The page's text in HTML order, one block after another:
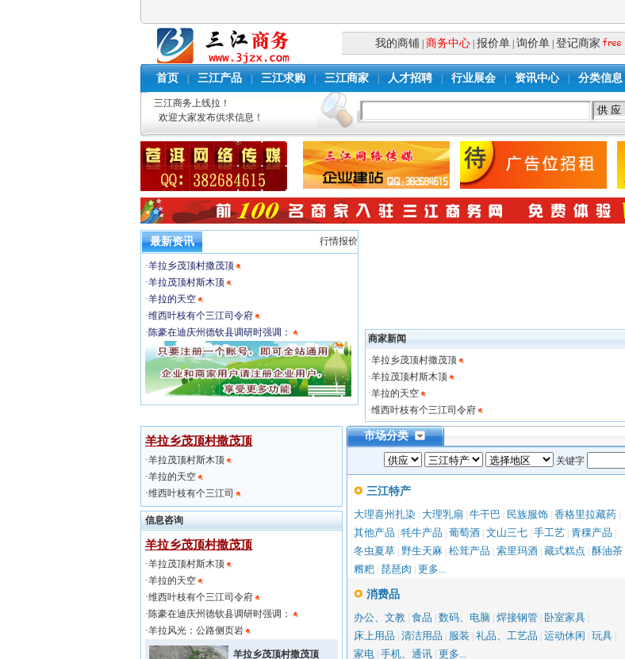
我的商铺| 商务中心| 报价单| 询价单| 登记商家
首页 三江产品 三江求购 三江商家 人才招聘 行业展会 资讯中心 分类信息
三江商务上线拉！
欢迎大家发布供求信息！
最新资讯 行情报价
·羊拉乡茂顶村撒茂顶
·羊拉茂顶村斯木顶
·羊拉的天空
·维西叶枝有个三江司令府
·陈豪在迪庆州德钦县调研时强调：
商家新闻
·羊拉乡茂顶村撒茂顶
·羊拉茂顶村斯木顶
·羊拉的天空
·维西叶枝有个三江司令府
羊拉乡茂顶村撒茂顶
·羊拉茂顶村斯木顶
·羊拉的天空
·维西叶枝有个三江司
信息咨询
羊拉乡茂顶村撒茂顶
·羊拉茂顶村斯木顶
·羊拉的天空
·维西叶枝有个三江司令府
·陈豪在迪庆州德钦县调研时强调：
·羊拉风光：公路侧页岩
羊拉乡茂顶村撒茂顶
市场分类
关键字
三江特产
大理喜州扎染
大理乳扇 牛干巴 民族服饰 香格里拉藏药
其他产品 牦牛产品 葡萄酒 文山三七 手工艺 青稞产品
冬虫夏草 野生天麻 松茸产品 索里玛酒 藏式糕点 酥油茶
糌粑 琵琶肉 更多...
消费品
办公、文教 食品 数码、电脑 焊接钢管 卧室家具
床上用品 清洁用品 服装 礼品、工艺品 运动休闲 玩具
家电 手机、通讯 更多...